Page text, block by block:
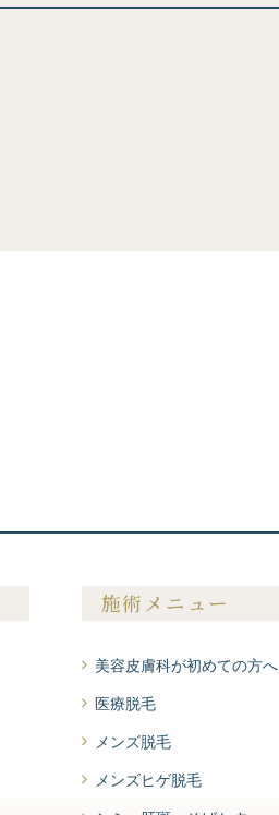
施術メニュー
美容皮膚科が初めての方へ
医療脱毛
メンズ脱毛
メンズヒゲ脱毛